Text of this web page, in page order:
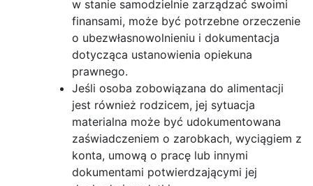
w stanie samodzielnie zarządzać swoimi
finansami, może być potrzebne orzeczenie
o ubezwłasnowolnieniu i dokumentacja
dotycząca ustanowienia opiekuna
prawnego.
Jeśli osoba zobowiązana do alimentacji
jest również rodzicem, jej sytuacja
materialna może być udokumentowana
zaświadczeniem o zarobkach, wyciągiem z
konta, umową o pracę lub innymi
dokumentami potwierdzającymi jej